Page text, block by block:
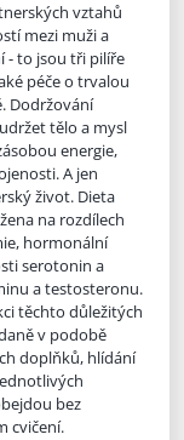
vztahů
mezi muži a
- to jsou tři pilíře
péče o trvalou
Dodržování
tělo a mysl
energie,
A jen
život. Dieta
na rozdílech
hormonální
serotonin a
a testosteronu.
těchto důležitých
v podobě
doplňků, hlídání
bez
cvičení.